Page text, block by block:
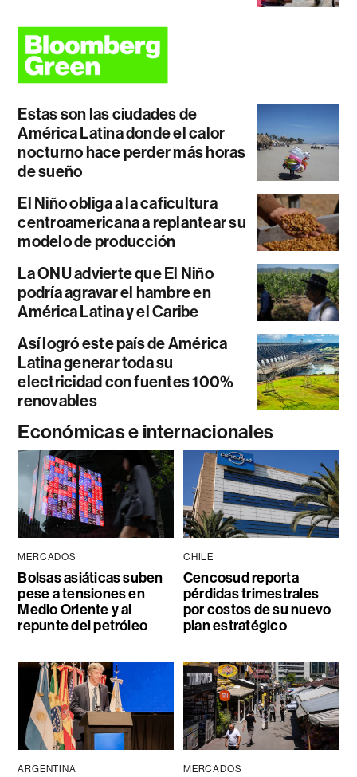
Estas son las ciudades de
América Latina donde el calor
nocturno hace perder más horas
de sueño
El Niño obliga a la caficultura
centroamericana a replantear su
modelo de producción
La ONU advierte que El Niño
podría agravar el hambre en
América Latina y el Caribe
Así logró este país de América
Latina generar toda su
electricidad con fuentes 100%
renovables
Económicas e internacionales
MERCADOS
Bolsas asiáticas suben
pese a tensiones en
Medio Oriente y al
repunte del petróleo
CHILE
Cencosud reporta
pérdidas trimestrales
por costos de su nuevo
plan estratégico
ARGENTINA MERCADOS